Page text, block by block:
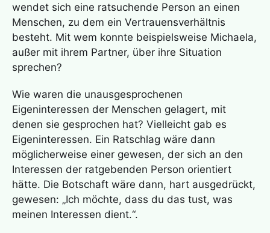
wendet sich eine ratsuchende Person an einen
Menschen, zu dem ein Vertrauensverhältnis
besteht. Mit wem konnte beispielsweise Michaela,
außer mit ihrem Partner, über ihre Situation
sprechen?
Wie waren die unausgesprochenen
Eigeninteressen der Menschen gelagert, mit
denen sie gesprochen hat? Vielleicht gab es
Eigeninteressen. Ein Ratschlag wäre dann
möglicherweise einer gewesen, der sich an den
Interessen der ratgebenden Person orientiert
hätte. Die Botschaft wäre dann, hart ausgedrückt,
gewesen: „Ich möchte, dass du das tust, was
meinen Interessen dient.“.